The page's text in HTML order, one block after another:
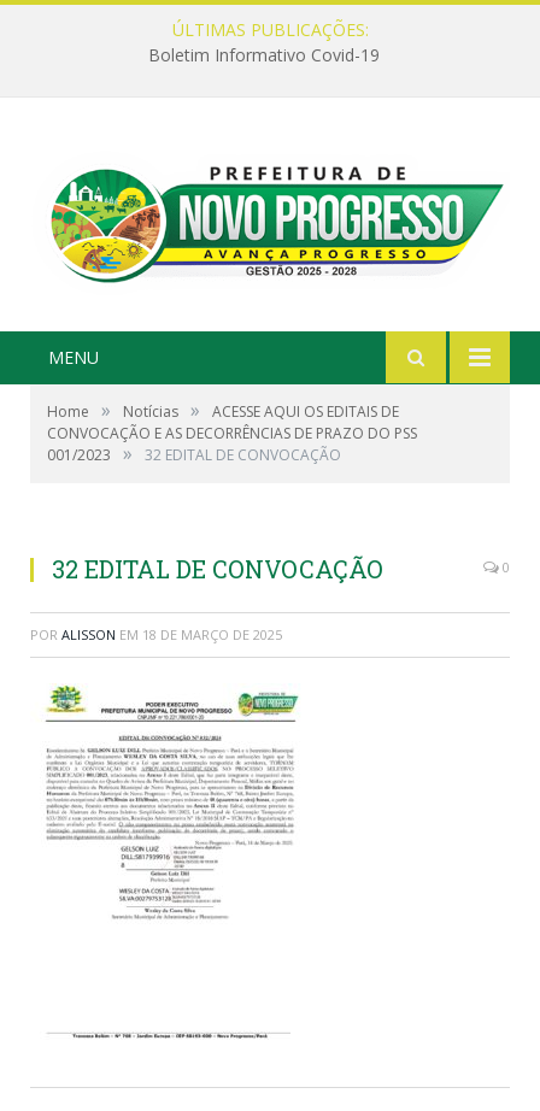
ÚLTIMAS PUBLICAÇÕES:
Boletim Informativo Covid-19
MENU
Home » Notícias »
ACESSE AQUI OS EDITAIS DE
CONVOCAÇÃO E AS DECORRÊNCIAS DE PRAZO DO PSS
001/2023
» 32 EDITAL DE CONVOCAÇÃO
32 EDITAL DE CONVOCAÇÃO 0
POR ALISSON EM 18 DE MARÇO DE 2025